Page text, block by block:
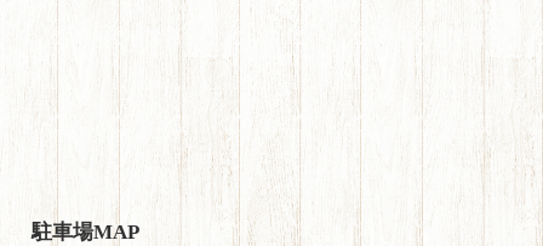
駐車場MAP